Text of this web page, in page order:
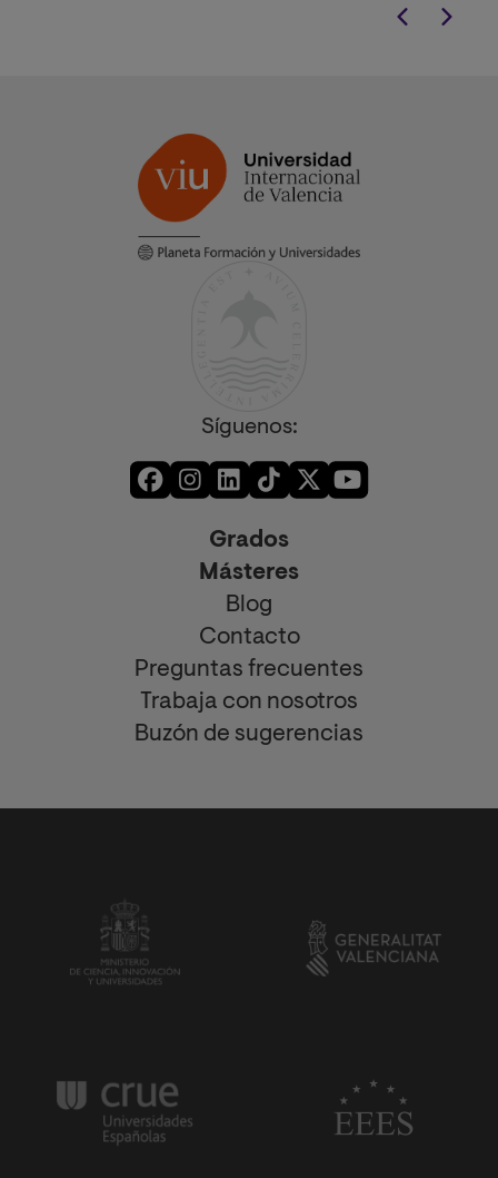
Síguenos:
Grados
Másteres
Blog
Contacto
Preguntas frecuentes
Trabaja con nosotros
Buzón de sugerencias